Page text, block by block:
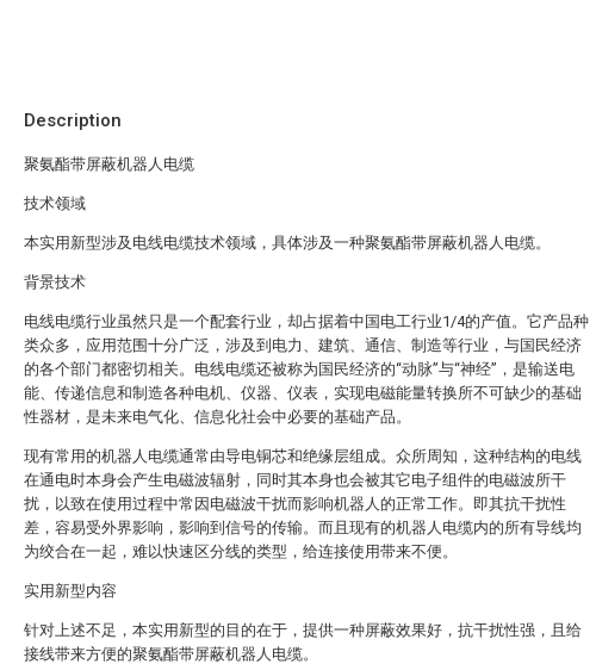
Description
聚氨酯带屏蔽机器人电缆
技术领域
本实用新型涉及电线电缆技术领域，具体涉及一种聚氨酯带屏蔽机器人电缆。
背景技术
电线电缆行业虽然只是一个配套行业，却占据着中国电工行业1/4的产值。它产品种
类众多，应用范围十分广泛，涉及到电力、建筑、通信、制造等行业，与国民经济
的各个部门都密切相关。电线电缆还被称为国民经济的“动脉”与“神经”，是输送电
能、传递信息和制造各种电机、仪器、仪表，实现电磁能量转换所不可缺少的基础
性器材，是未来电气化、信息化社会中必要的基础产品。
现有常用的机器人电缆通常由导电铜芯和绝缘层组成。众所周知，这种结构的电线
在通电时本身会产生电磁波辐射，同时其本身也会被其它电子组件的电磁波所干
扰，以致在使用过程中常因电磁波干扰而影响机器人的正常工作。即其抗干扰性
差，容易受外界影响，影响到信号的传输。而且现有的机器人电缆内的所有导线均
为绞合在一起，难以快速区分线的类型，给连接使用带来不便。
实用新型内容
针对上述不足，本实用新型的目的在于，提供一种屏蔽效果好，抗干扰性强，且给
接线带来方便的聚氨酯带屏蔽机器人电缆。